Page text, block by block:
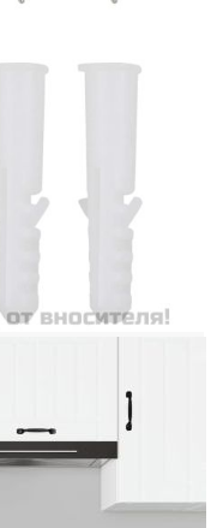
по време на
можете лесно
е
да се